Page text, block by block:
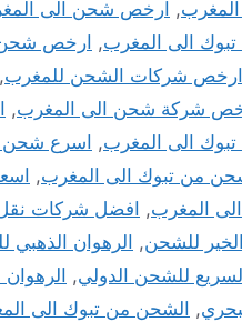
, ارخص شحن الى
الى المغرب, ارخص
ارخص شركات الشحن للمغرب,
شركة شحن الى المغرب,
الى المغرب, اسرع شحن
من تبوك الى المغرب,
المغرب, افضل شركات نقل
الخير للشحن, الرهوان الذهبي
للشحن الدولي,
, الشحن من تبوك الى